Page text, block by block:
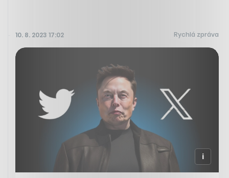
10. 8. 2023 17:02 Rychlá zpráva